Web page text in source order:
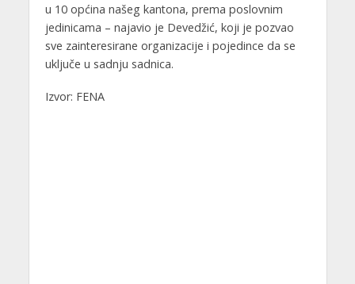
u 10 općina našeg kantona, prema poslovnim
jedinicama – najavio je Devedžić, koji je pozvao
sve zainteresirane organizacije i pojedince da se
uključe u sadnju sadnica.
Izvor: FENA